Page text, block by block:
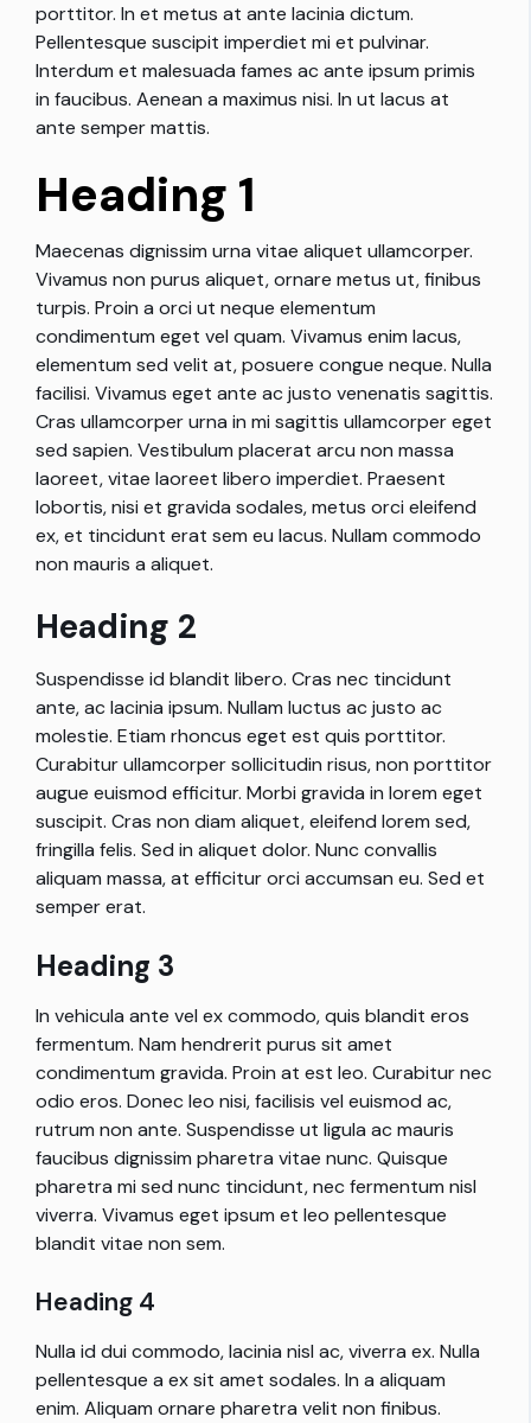
porttitor. In et metus at ante lacinia dictum.
Pellentesque suscipit imperdiet mi et pulvinar.
Interdum et malesuada fames ac ante ipsum primis
in faucibus. Aenean a maximus nisi. In ut lacus at
ante semper mattis.
Heading 1
Maecenas dignissim urna vitae aliquet ullamcorper.
Vivamus non purus aliquet, ornare metus ut, finibus
turpis. Proin a orci ut neque elementum
condimentum eget vel quam. Vivamus enim lacus,
elementum sed velit at, posuere congue neque. Nulla
facilisi. Vivamus eget ante ac justo venenatis sagittis.
Cras ullamcorper urna in mi sagittis ullamcorper eget
sed sapien. Vestibulum placerat arcu non massa
laoreet, vitae laoreet libero imperdiet. Praesent
lobortis, nisi et gravida sodales, metus orci eleifend
ex, et tincidunt erat sem eu lacus. Nullam commodo
non mauris a aliquet.
Heading 2
Suspendisse id blandit libero. Cras nec tincidunt
ante, ac lacinia ipsum. Nullam luctus ac justo ac
molestie. Etiam rhoncus eget est quis porttitor.
Curabitur ullamcorper sollicitudin risus, non porttitor
augue euismod efficitur. Morbi gravida in lorem eget
suscipit. Cras non diam aliquet, eleifend lorem sed,
fringilla felis. Sed in aliquet dolor. Nunc convallis
aliquam massa, at efficitur orci accumsan eu. Sed et
semper erat.
Heading 3
In vehicula ante vel ex commodo, quis blandit eros
fermentum. Nam hendrerit purus sit amet
condimentum gravida. Proin at est leo. Curabitur nec
odio eros. Donec leo nisi, facilisis vel euismod ac,
rutrum non ante. Suspendisse ut ligula ac mauris
faucibus dignissim pharetra vitae nunc. Quisque
pharetra mi sed nunc tincidunt, nec fermentum nisl
viverra. Vivamus eget ipsum et leo pellentesque
blandit vitae non sem.
Heading 4
Nulla id dui commodo, lacinia nisl ac, viverra ex. Nulla
pellentesque a ex sit amet sodales. In a aliquam
enim. Aliquam ornare pharetra velit non finibus.